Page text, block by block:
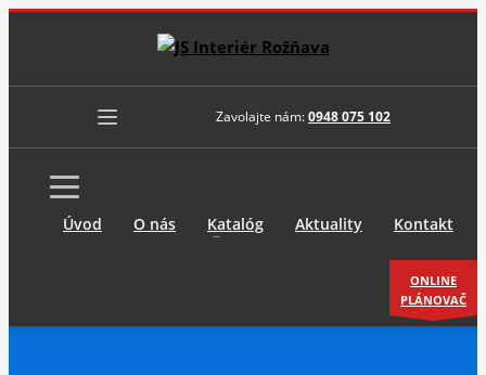
Zavolajte nám:0948 075 102
Úvod O nás Katalóg Aktuality Kontakt
ONLINE
PLÁNOVAČ